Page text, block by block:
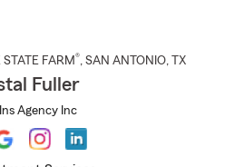
FARM®, SAN ANTONIO, TX
Fuller
Agency Inc